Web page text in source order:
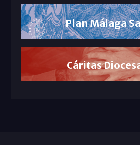
Plan Málaga
Cáritas